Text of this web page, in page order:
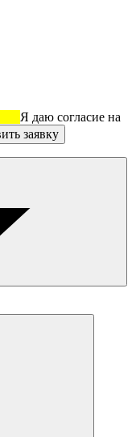
Я даю согласие на
заявку